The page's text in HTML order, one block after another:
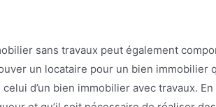
sans travaux peut également
un locataire pour un bien immobilier
d’un bien immobilier avec travaux.